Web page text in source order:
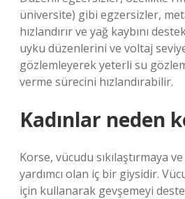
üniversite) gibi egzersizler,
hızlandırır ve yağ kaybını
uyku düzenlerini ve voltaj
gözlemleyerek yeterli su
verme sürecini hızlandırabilir.
Kadınlar neden
Korse, vücudu sıkılaştırmaya
yardımcı olan iç bir giysidir.
için kullanarak gevşemeyi